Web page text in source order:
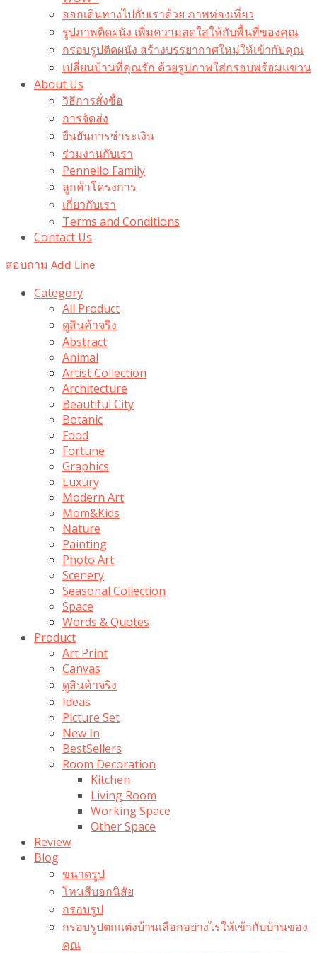
ออกเดินทางไปกับเราด้วย ภาพท่องเที่ยว
รูปภาพติดผนัง เพิ่มความสดใสให้กับพื้นที่ของคุณ
กรอบรูปติดผนัง สร้างบรรยากาศใหม่ให้เข้ากับคุณ
เปลี่ยนบ้านที่คุณรัก ด้วยรูปภาพใส่กรอบพร้อมแขวน​
About Us
วิธีการสั่งซื้อ
การจัดส่ง
ยืนยันการชำระเงิน
ร่วมงานกับเรา
Pennello Family
ลูกค้าโครงการ
เกี่ยวกับเรา
Terms and Conditions
Contact Us
สอบถาม Add Line
Category
All Product
ดูสินค้าจริง
Abstract
Animal
Artist Collection
Architecture
Beautiful City
Botanic
Food
Fortune
Graphics
Luxury
Modern Art
Mom&Kids
Nature
Painting
Photo Art
Scenery
Seasonal Collection
Space
Words & Quotes
Product
Art Print
Canvas
ดูสินค้าจริง
Ideas
Picture Set
New In
BestSellers
Room Decoration
Kitchen
Living Room
Working Space
Other Space
Review
Blog
ขนาดรูป
โทนสีบอกนิสัย
กรอบรูป
กรอบรูปตกแต่งบ้านเลือกอย่างไรให้เข้ากับบ้านของ
คุณ